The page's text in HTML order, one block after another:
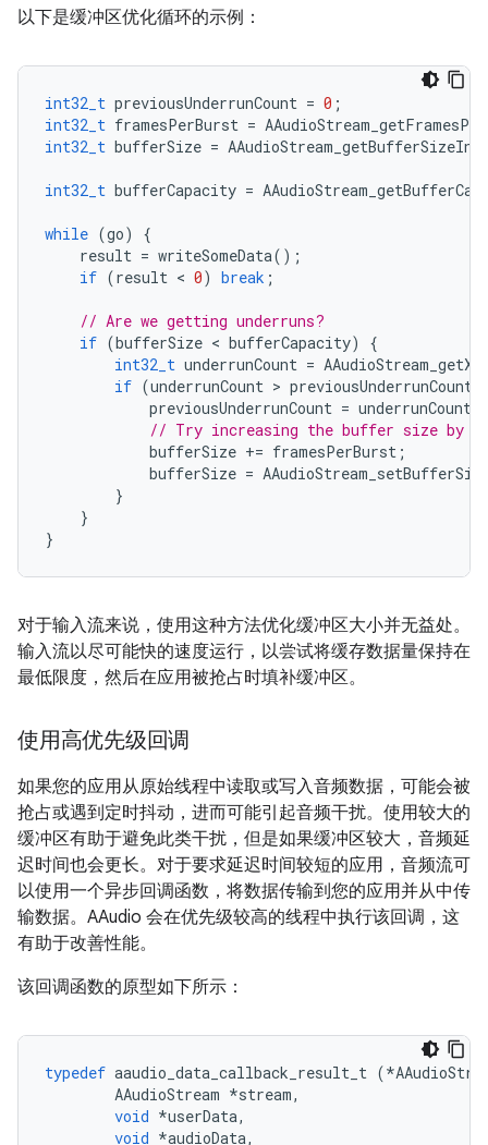
以下是缓冲区优化循环的示例：
int32_t previousUnderrunCount = 0 ;
int32_t framesPerBurst =
int32_t bufferSize =
int32_t bufferCapacity =
while (go)
{
result = writeSomeData();
if (result < 0) break ;
// Are we getting underruns?
if (bufferSize < bufferCapacity)
{
int32_t underrunCount =
if (underrunCount > previousUnderrunCount
previousUnderrunCount = underrunCount
// Try increasing the buffer size by
bufferSize += framesPerBurst ;
bufferSize =
}
}
}
对于输入流来说，使用这种方法优化缓冲区大小并无益处。
输入流以尽可能快的速度运行，以尝试将缓存数据量保持在
最低限度，然后在应用被抢占时填补缓冲区。
使用高优先级回调
如果您的应用从原始线程中读取或写入音频数据，可能会被
抢占或遇到定时抖动，进而可能引起音频干扰。使用较大的
缓冲区有助于避免此类干扰，但是如果缓冲区较大，音频延
迟时间也会更长。对于要求延迟时间较短的应用，音频流可
以使用一个异步回调函数，将数据传输到您的应用并从中传
输数据。AAudio 会在优先级较高的线程中执行该回调，这
有助于改善性能。
该回调函数的原型如下所示：
typedef aaudio_data_callback_result_t (*
AAudioStream *stream,
void *userData,
void *audioData,